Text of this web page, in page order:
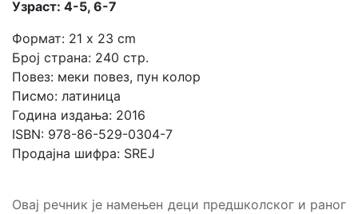
Узраст: 4-5, 6-7
Формат: 21 x 23 cm
Број страна: 240 стр.
Повез: меки повез, пун колор
Писмо: латиница
Година издања: 2016
ISBN: 978-86-529-0304-7
Продајна шифра: SREJ
Овај речник је намењен деци предшколског и раног